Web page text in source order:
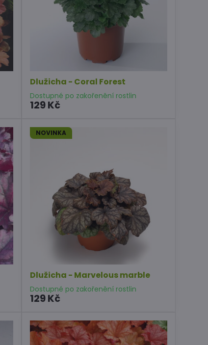
Dlužicha - Coral Forest
Dostupné po zakořenění rostlin
129 Kč
NOVINKA
Dlužicha - Marvelous marble
Dostupné po zakořenění rostlin
129 Kč